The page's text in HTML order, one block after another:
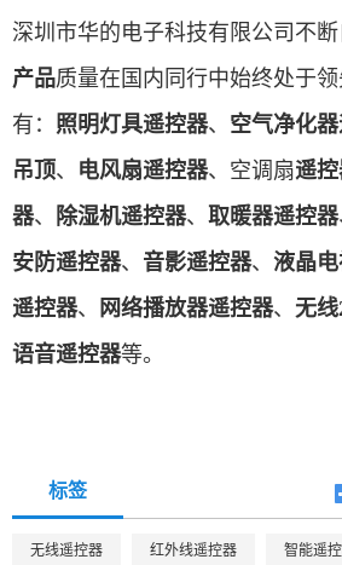
深圳市华的电子科技有限公司不断
产品质量在国内同行中始终处于
有： 照明灯具遥控器、 空气净化
吊顶、 电风扇遥控器、空调扇遥
器、 除湿机遥控器、 取暖器遥控器
安防遥控器、 音影遥控器、 液晶
遥控器、 网络播放器遥控器、 无
语音遥控器等。
标签
无线遥控器 红外线遥控器 智能遥